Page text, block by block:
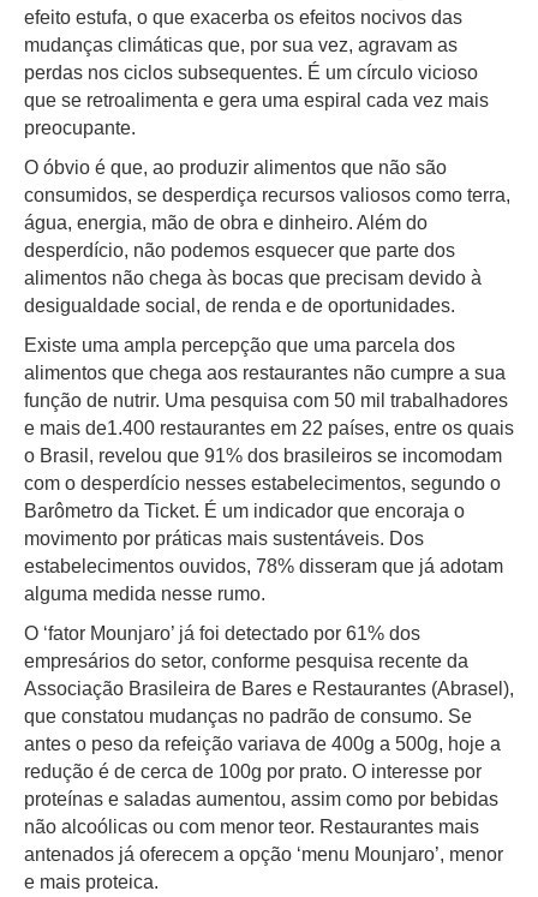
efeito estufa, o que exacerba os efeitos nocivos das
mudanças climáticas que, por sua vez, agravam as
perdas nos ciclos subsequentes. É um círculo vicioso
que se retroalimenta e gera uma espiral cada vez mais
preocupante.
O óbvio é que, ao produzir alimentos que não são
consumidos, se desperdiça recursos valiosos como terra,
água, energia, mão de obra e dinheiro. Além do
desperdício, não podemos esquecer que parte dos
alimentos não chega às bocas que precisam devido à
desigualdade social, de renda e de oportunidades.
Existe uma ampla percepção que uma parcela dos
alimentos que chega aos restaurantes não cumpre a sua
função de nutrir. Uma pesquisa com 50 mil trabalhadores
e mais de1.400 restaurantes em 22 países, entre os quais
o Brasil, revelou que 91% dos brasileiros se incomodam
com o desperdício nesses estabelecimentos, segundo o
Barômetro da Ticket. É um indicador que encoraja o
movimento por práticas mais sustentáveis. Dos
estabelecimentos ouvidos, 78% disseram que já adotam
alguma medida nesse rumo.
O ‘fator Mounjaro’ já foi detectado por 61% dos
empresários do setor, conforme pesquisa recente da
Associação Brasileira de Bares e Restaurantes (Abrasel),
que constatou mudanças no padrão de consumo. Se
antes o peso da refeição variava de 400g a 500g, hoje a
redução é de cerca de 100g por prato. O interesse por
proteínas e saladas aumentou, assim como por bebidas
não alcoólicas ou com menor teor. Restaurantes mais
antenados já oferecem a opção ‘menu Mounjaro’, menor
e mais proteica.